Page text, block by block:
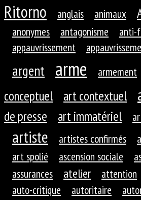
Ritorno
anglais animaux
anonymes antagonisme
anti-
appauvrissement
argent arme armement
conceptuel
art contextuel
de presse
art immatériel
artiste artistes confirmés
art spolié
ascension sociale
assurances
atelier attention
auto-critique
autoritaire